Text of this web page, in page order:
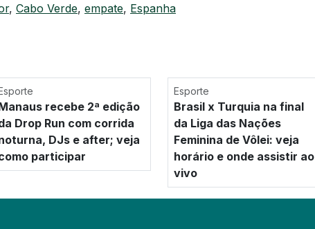
, Cabo Verde, empate, Espanha
recebe 2ª edição
Drop Run com corrida
DJs e after; veja
participar
Esporte
Brasil x Turquia na final
da Liga das Nações
Feminina de Vôlei: veja
horário e onde assistir ao
vivo